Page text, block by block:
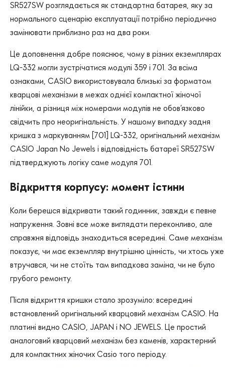
SR527SW розглядається як стандартна батарея, яку за
нормального сценарію експлуатації потрібно періодично
замінювати приблизно раз на два роки.
Це доповнення добре пояснює, чому в різних екземплярах
LQ-332 могли зустрічатися модулі 359 і 701. За всіма
ознаками, CASIO використовувала близькі за форматом
кварцові механізми в межах однієї компактної жіночої
лінійки, а різниця між номерами модулів не обов’язково
свідчить про неоригінальність. У нашому випадку задня
кришка з маркуванням [701] LQ-332, оригінальний механізм
CASIO Japan No Jewels і відповідність батареї SR527SW
підтверджують логіку саме модуля 701.
Відкриття корпусу: момент істини
Коли берешся відкривати такий годинник, завжди є певне
напруження. Зовні все може виглядати переконливо, але
справжня відповідь знаходиться всередині. Саме механізм
показує, чи має екземпляр внутрішню цінність, чи хтось уже
втручався, чи не стоїть там випадкова заміна, чи не було
грубого ремонту.
Після відкриття кришки стало зрозуміло: всередині
встановлений оригінальний кварцовий механізм CASIO. На
платині видно CASIO, JAPAN і NO JEWELS. Це простий
аналоговий кварцовий механізм без каменів, характерний
для компактних жіночих Casio того періоду.